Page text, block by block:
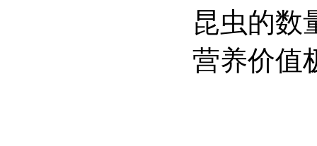
昆虫的数
营养价值